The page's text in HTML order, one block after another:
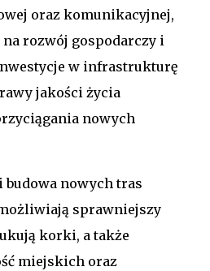
oraz komunikacyjnej,
na rozwój gospodarczy i
w infrastrukturę
jakości życia
nowych
i budowa nowych tras
sprawniejszy
korki, a także
miejskich oraz